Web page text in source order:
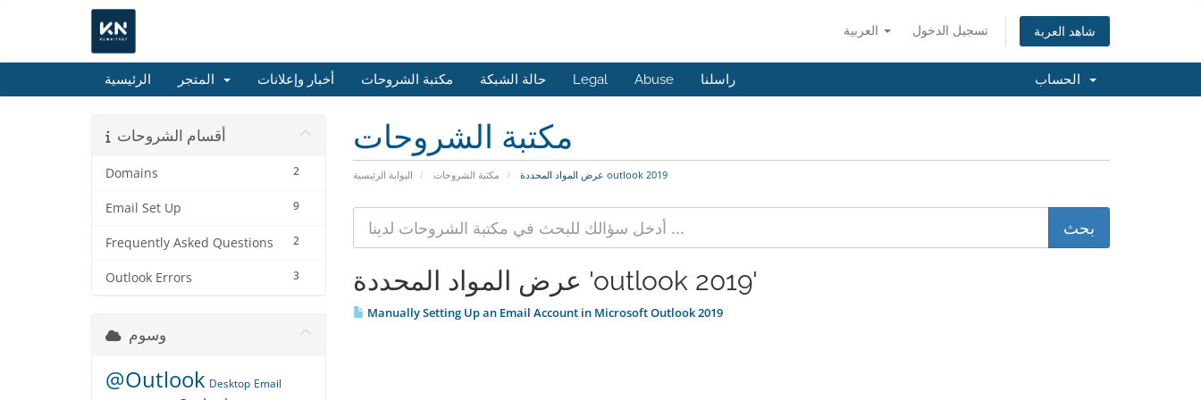
تسجيل الدخول شاهد العربة
الرئيسية أخبار وإعلانات مكتبة الشروحات حالة الشبكة Legal Abuse راسلنا
مكتبة الشروحات
البوابة الرئيسية مكتبة الشروحات عرض المواد المحددة outlook 2019
أقسام الشروحات
2
Domains
9
Email Set Up
2
Frequently Asked Questions
3
Outlook Errors عرض المواد المحددة 'outlook 2019'
Manually Setting Up an Email Account in Microsoft Outlook 2019
وسوم
@Outlook Desktop Email